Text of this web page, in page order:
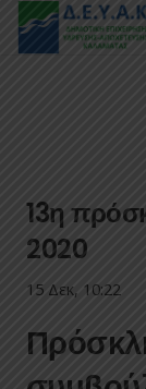
13η
2020
15 Δεκ, 10:22